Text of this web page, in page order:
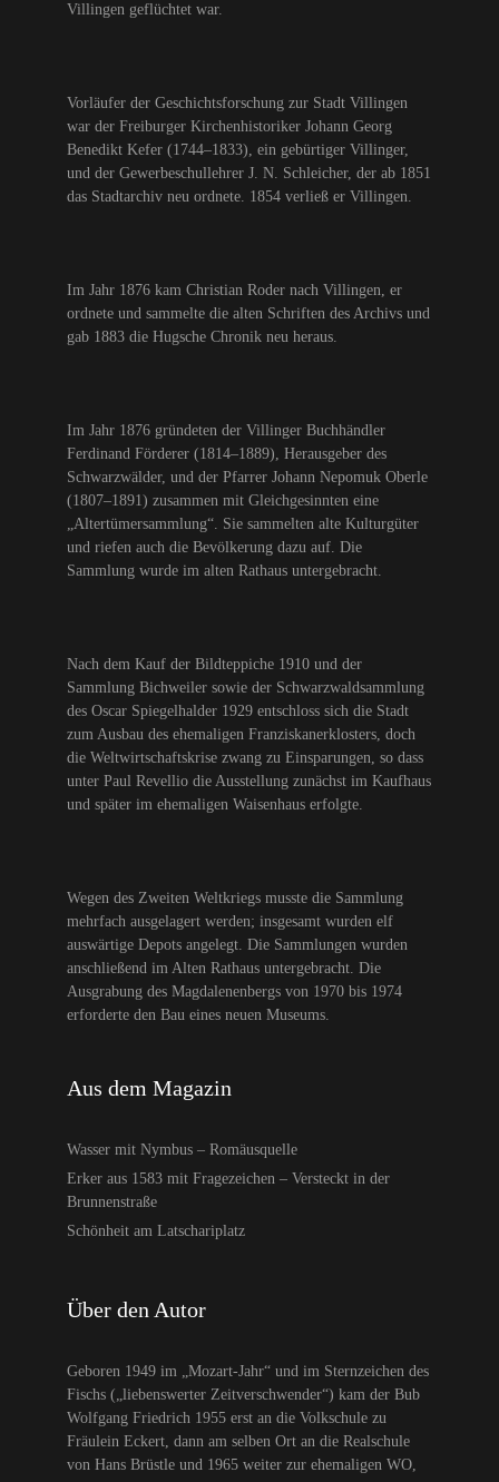
Villingen geflüchtet war.
Vorläufer der Geschichtsforschung zur Stadt Villingen
war der Freiburger Kirchenhistoriker Johann Georg
Benedikt Kefer (1744–1833), ein gebürtiger Villinger,
und der Gewerbeschullehrer J. N. Schleicher, der ab 1851
das Stadtarchiv neu ordnete. 1854 verließ er Villingen.
Im Jahr 1876 kam Christian Roder nach Villingen, er
ordnete und sammelte die alten Schriften des Archivs und
gab 1883 die Hugsche Chronik neu heraus.
Im Jahr 1876 gründeten der Villinger Buchhändler
Ferdinand Förderer (1814–1889), Herausgeber des
Schwarzwälder, und der Pfarrer Johann Nepomuk Oberle
(1807–1891) zusammen mit Gleichgesinnten eine
„Altertümersammlung“. Sie sammelten alte Kulturgüter
und riefen auch die Bevölkerung dazu auf. Die
Sammlung wurde im alten Rathaus untergebracht.
Nach dem Kauf der Bildteppiche 1910 und der
Sammlung Bichweiler sowie der Schwarzwaldsammlung
des Oscar Spiegelhalder 1929 entschloss sich die Stadt
zum Ausbau des ehemaligen Franziskanerklosters, doch
die Weltwirtschaftskrise zwang zu Einsparungen, so dass
unter Paul Revellio die Ausstellung zunächst im Kaufhaus
und später im ehemaligen Waisenhaus erfolgte.
Wegen des Zweiten Weltkriegs musste die Sammlung
mehrfach ausgelagert werden; insgesamt wurden elf
auswärtige Depots angelegt. Die Sammlungen wurden
anschließend im Alten Rathaus untergebracht. Die
Ausgrabung des Magdalenenbergs von 1970 bis 1974
erforderte den Bau eines neuen Museums.
Aus dem Magazin
Wasser mit Nymbus – Romäusquelle
Erker aus 1583 mit Fragezeichen – Versteckt in der
Brunnenstraße
Schönheit am Latschariplatz
Über den Autor
Geboren 1949 im „Mozart-Jahr“ und im Sternzeichen des
Fischs („liebenswerter Zeitverschwender“) kam der Bub
Wolfgang Friedrich 1955 erst an die Volkschule zu
Fräulein Eckert, dann am selben Ort an die Realschule
von Hans Brüstle und 1965 weiter zur ehemaligen WO,